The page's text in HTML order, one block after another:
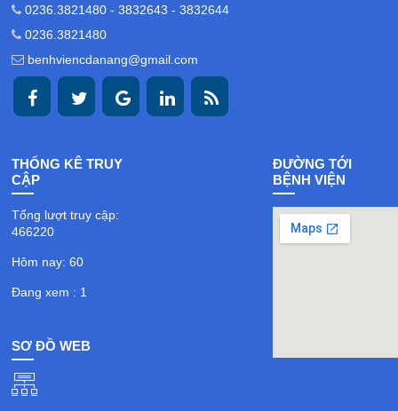
0236.3821480 - 3832643 - 3832644
0236.3821480
benhviencdanang@gmail.com
THỐNG KÊ TRUY
CẬP
Tổng lượt truy cập:
466220
Hôm nay: 60
Đang xem : 1
SƠ ĐỒ WEB
ĐƯỜNG TỚI
BỆNH VIỆN